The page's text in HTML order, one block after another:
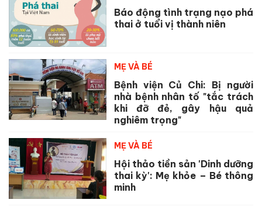
Báo động tình trạng nạo phá
thai ở tuổi vị thành niên
MẸ VÀ BÉ
Bệnh viện Củ Chi: Bị người
nhà bệnh nhân tố "tắc trách
khi đỡ đẻ, gây hậu quả
nghiêm trọng"
MẸ VÀ BÉ
Hội thảo tiền sản 'Dinh dưỡng
thai kỳ': Mẹ khỏe – Bé thông
minh